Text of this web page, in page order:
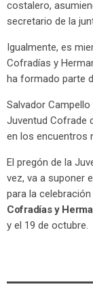
costalero,
secretario de la
Igualmente, es
Cofradías y
ha formado parte
Salvador
Juventud Cofrade
en los encuentros
El pregón de la
vez, va a suponer
para la celebración
Cofradías y
y el 19 de octubre.